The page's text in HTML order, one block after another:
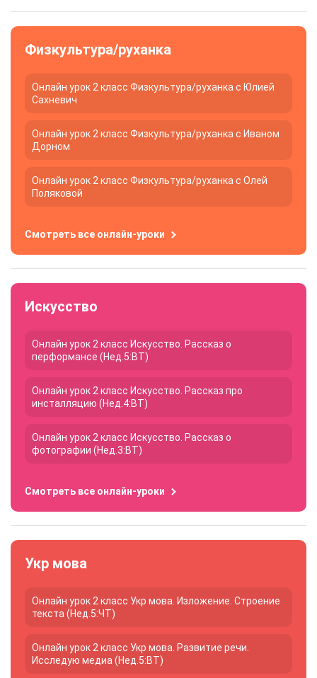
Физкультура/руханка
Онлайн урок 2 класс Физкультура/руханка с Юлией
Сахневич
Онлайн урок 2 класс Физкультура/руханка с Иваном
Дорном
Онлайн урок 2 класс Физкультура/руханка с Олей
Поляковой
Смотреть все онлайн-уроки
Искусство
Онлайн урок 2 класс Искусство. Рассказ о
перформансе (Нед.5:ВТ)
Онлайн урок 2 класс Искусство. Рассказ про
инсталляцию (Нед.4:ВТ)
Онлайн урок 2 класс Искусство. Рассказ о
фотографии (Нед.3:ВТ)
Смотреть все онлайн-уроки
Укр мова
Онлайн урок 2 класс Укр мова. Изложение. Строение
текста (Нед.5:ЧТ)
Онлайн урок 2 класс Укр мова. Развитие речи.
Исследую медиа (Нед.5:ВТ)